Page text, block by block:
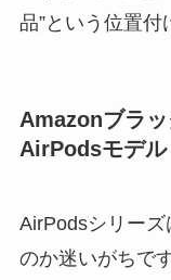
品”という位置付
Amazonブラ
AirPodsモデル
AirPodsシリー
のか迷いがちで